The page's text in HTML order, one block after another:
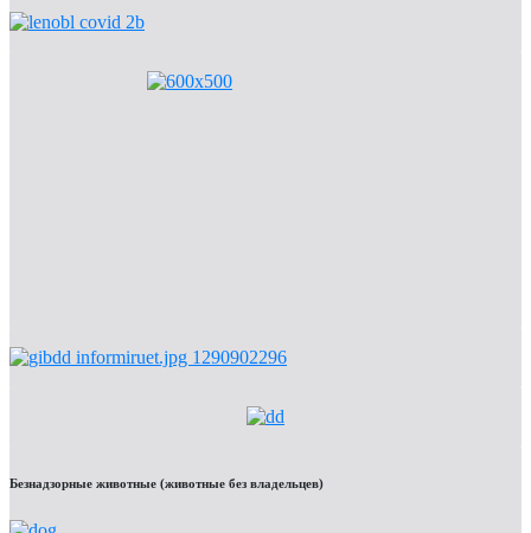
Безнадзорные животные (животные без владельцев)